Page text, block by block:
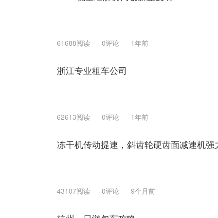
61688阅读 0评论 1年前
浙江专业租车公司
62613阅读 0评论 1年前
冻干机传动提速，斜齿轮硬齿面减速机强
43107阅读 0评论 9个月前